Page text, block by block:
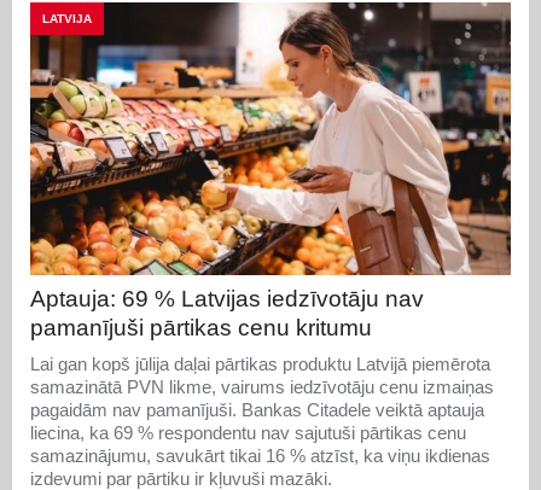
LATVIJA
Aptauja: 69 % Latvijas iedzīvotāju nav
pamanījuši pārtikas cenu kritumu
Lai gan kopš jūlija daļai pārtikas produktu Latvijā piemērota
samazinātā PVN likme, vairums iedzīvotāju cenu izmaiņas
pagaidām nav pamanījuši. Bankas Citadele veiktā aptauja
liecina, ka 69 % respondentu nav sajutuši pārtikas cenu
samazinājumu, savukārt tikai 16 % atzīst, ka viņu ikdienas
izdevumi par pārtiku ir kļuvuši mazāki.